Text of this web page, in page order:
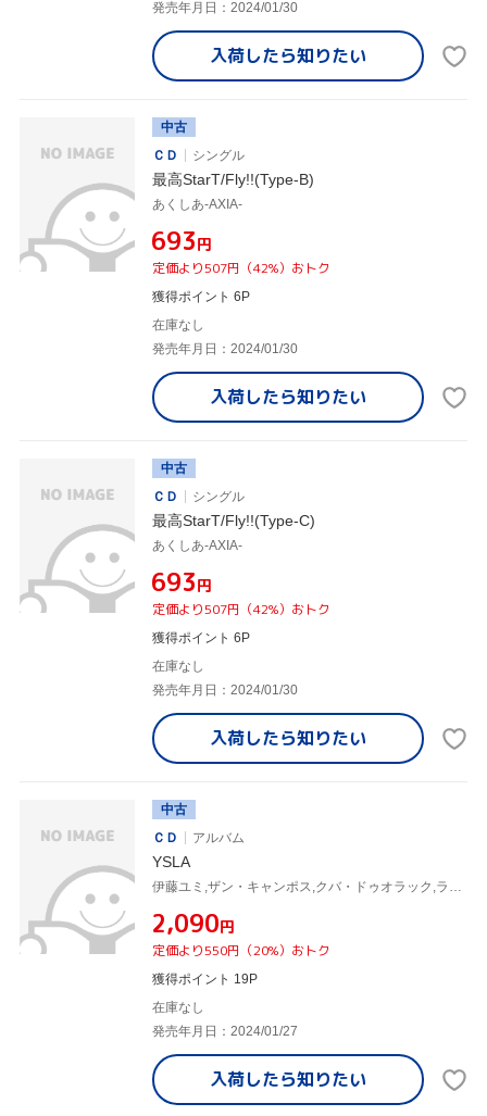
発売年月日：2024/01/30
入荷したら知りたい
中古
ＣＤ
シングル
最高StarT/Fly!!(Type-B)
あくしあ-AXIA-
¥693円
定価より507円（42%）おトク
獲得ポイント 6P
在庫なし
発売年月日：2024/01/30
入荷したら知りたい
中古
ＣＤ
シングル
最高StarT/Fly!!(Type-C)
あくしあ-AXIA-
¥693円
定価より507円（42%）おトク
獲得ポイント 6P
在庫なし
発売年月日：2024/01/30
入荷したら知りたい
中古
ＣＤ
アルバム
YSLA
伊藤ユミ,ザン・キャンポス,クバ・ドゥオラック,ラゴ・フェルナンデス,サイモン・ミカ
¥2,090円
定価より550円（20%）おトク
獲得ポイント 19P
在庫なし
発売年月日：2024/01/27
入荷したら知りたい